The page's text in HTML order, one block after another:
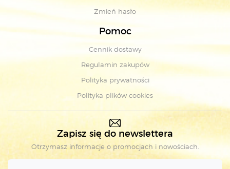
Zmień hasło
Pomoc
Cennik dostawy
Regulamin zakupów
Polityka prywatności
Polityka plików cookies
Zapisz się do newslettera
Otrzymasz informacje o promocjach i nowościach.